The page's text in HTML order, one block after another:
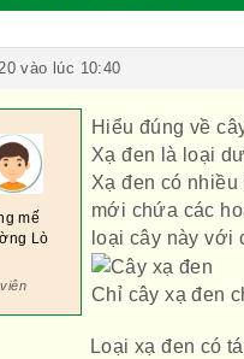
vào lúc 10:40
mế
Lò
Hiểu đúng về
Xạ đen là loại
Xạ đen có
mới chứa các
loại cây này với
Chỉ cây xạ đen
Loại xạ đen có